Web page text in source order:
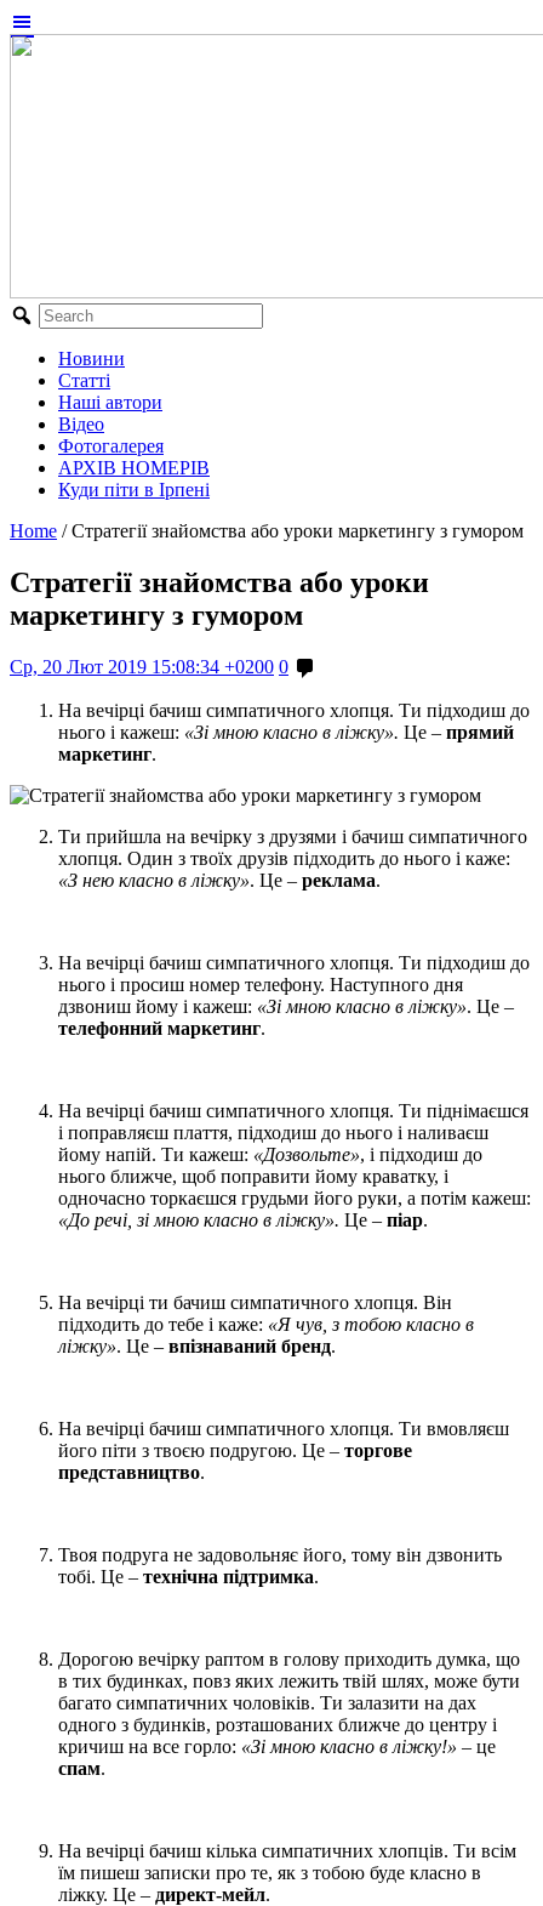
Новини
Статті
Наші автори
Відео
Фотогалерея
АРХІВ НОМЕРІВ
Куди піти в Ірпені
Home / Стратегії знайомства або уроки маркетингу з гумором
Стратегії знайомства або уроки
маркетингу з гумором
Ср, 20 Лют 2019 15:08:34 +0200 0
На вечірці бачиш симпатичного хлопця. Ти підходиш до
нього і кажеш: «Зі мною класно в ліжку». Це – прямий
маркетинг.
Ти прийшла на вечірку з друзями і бачиш симпатичного
хлопця. Один з твоїх друзів підходить до нього і каже:
«З нею класно в ліжку». Це – реклама.
На вечірці бачиш симпатичного хлопця. Ти підходиш до
нього і просиш номер телефону. Наступного дня
дзвониш йому і кажеш: «Зі мною класно в ліжку». Це –
телефонний маркетинг.
На вечірці бачиш симпатичного хлопця. Ти піднімаєшся
і поправляєш плаття, підходиш до нього і наливаєш
йому напій. Ти кажеш: «Дозвольте», і підходиш до
нього ближче, щоб поправити йому краватку, і
одночасно торкаєшся грудьми його руки, а потім кажеш:
«До речі, зі мною класно в ліжку». Це – піар.
На вечірці ти бачиш симпатичного хлопця. Він
підходить до тебе і каже: «Я чув, з тобою класно в
ліжку». Це – впізнаваний бренд.
На вечірці бачиш симпатичного хлопця. Ти вмовляєш
його піти з твоєю подругою. Це – торгове
представництво.
Твоя подруга не задовольняє його, тому він дзвонить
тобі. Це – технічна підтримка.
Дорогою вечірку раптом в голову приходить думка, що
в тих будинках, повз яких лежить твій шлях, може бути
багато симпатичних чоловіків. Ти залазити на дах
одного з будинків, розташованих ближче до центру і
кричиш на все горло: «Зі мною класно в ліжку!» – це
спам.
На вечірці бачиш кілька симпатичних хлопців. Ти всім
їм пишеш записки про те, як з тобою буде класно в
ліжку. Це – директ-мейл.